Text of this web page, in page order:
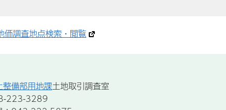
価調査地点検索・閲覧
整備部用地課土地取引調査室
223-3289